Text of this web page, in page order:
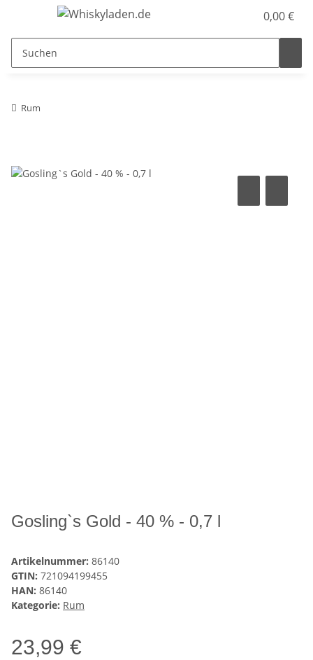
0,00 €
Rum
Gosling`s Gold - 40 % - 0,7 l
Artikelnummer: 86140
GTIN: 721094199455
HAN: 86140
Kategorie: Rum
23,99 €